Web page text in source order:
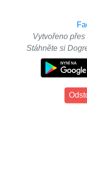
Vytvořeno
Stáhněte si